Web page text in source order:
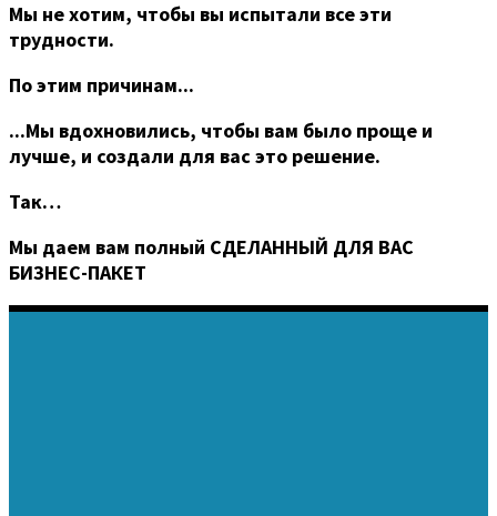
Мы не хотим, чтобы вы испытали все эти
трудности.
По этим причинам...
...Мы вдохновились, чтобы вам было проще и
лучше, и создали для вас это решение.
Так…
Мы даем вам полный СДЕЛАННЫЙ ДЛЯ ВАС
БИЗНЕС-ПАКЕТ